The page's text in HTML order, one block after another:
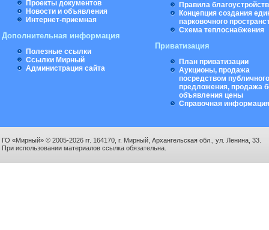
Проекты документов
Новости и объявления
Интернет-приемная
Дополнительная информация
Полезные ссылки
Ссылки Мирный
Администрация сайта
Правила
Концепция создания
парковочного
Схема теплоснабжения
Приватизация
План приватизации
Аукционы, продажа
посредством публичного
предложения, продажа
объявления цены
Справочная информация
ГО «Мирный» © 2005-2026 гг. 164170, г. Мирный, Архангельская обл., ул. Ленина, 33.
При использовании материалов ссылка обязательна.